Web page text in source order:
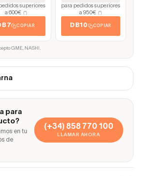
superiores
a 600€
(*)
COPIAR
para pedidos superiores
a 950€
(*)
DB10 COPIAR
GME, NASHI.
para
en tu
de
(+34) 858 770 100
LLAMAR AHORA